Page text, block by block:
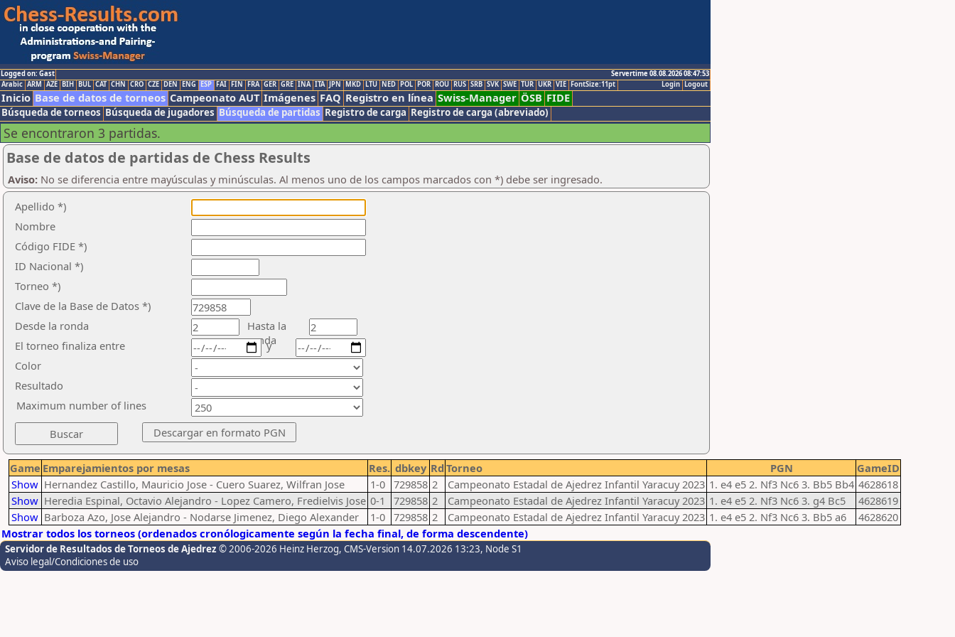
Logged on: Gast
Servertime 08.08.2026 08:47:53
Logout
Login
Arabic ARM AZE BIH BUL CAT CHN CRO CZE DEN ENG ESP FAI FIN FRA GER GRE INA ITA JPN MKD LTU NED POL POR ROU RUS SRB SVK SWE TUR UKR VIE FontSize:11pt
Inicio Base de datos de torneos Campeonato AUT Imágenes FAQ Registro en línea Swiss-Manager ÖSB FIDE
Búsqueda de torneos Búsqueda de jugadores Búsqueda de partidas Registro de carga Registro de carga (abreviado)
Se encontraron 3 partidas.
Base de datos de partidas de Chess Results
Aviso: No se diferencia entre mayúsculas y minúsculas. Al menos uno de los campos marcados con *) debe ser ingresado.
Apellido *)
Nombre
Código FIDE *)
ID Nacional *)
Torneo *)
Clave de la Base de Datos *)
Desde la ronda
Hasta la
ronda
El torneo finaliza entre
Color
Resultado
y
Maximum number of lines
Game Emparejamientos por mesas Res. dbkey Rd Torneo PGN
GameID
Show Hernandez Castillo, Mauricio Jose - Cuero Suarez, Wilfran Jose 1-0 729858 2 Campeonato Estadal de Ajedrez Infantil Yaracuy 2023 1. e4 e5 2. Nf3 Nc6 3. Bb5 Bb4 4628618
Show Heredia Espinal, Octavio Alejandro - Lopez Camero, Fredielvis Jose 0-1 729858 2 Campeonato Estadal de Ajedrez Infantil Yaracuy 2023 1. e4 e5 2. Nf3 Nc6 3. g4 Bc5
4628619
Show Barboza Azo, Jose Alejandro - Nodarse Jimenez, Diego Alexander 1-0 729858 2 Campeonato Estadal de Ajedrez Infantil Yaracuy 2023 1. e4 e5 2. Nf3 Nc6 3. Bb5 a6
4628620
Mostrar todos los torneos (ordenados cronólogicamente según la fecha final, de forma descendente)
Servidor de Resultados de Torneos de Ajedrez © 2006-2026 Heinz Herzog, CMS-Version 14.07.2026 13:23, Node S1
Aviso legal/Condiciones de uso